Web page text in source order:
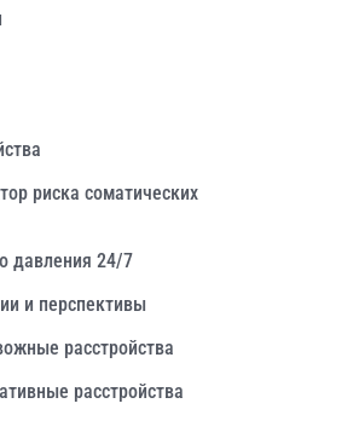
риска соматических
давления 24/7
и перспективы
расстройства
расстройства